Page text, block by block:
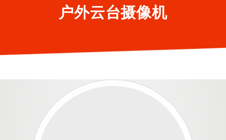
户外云台摄像机